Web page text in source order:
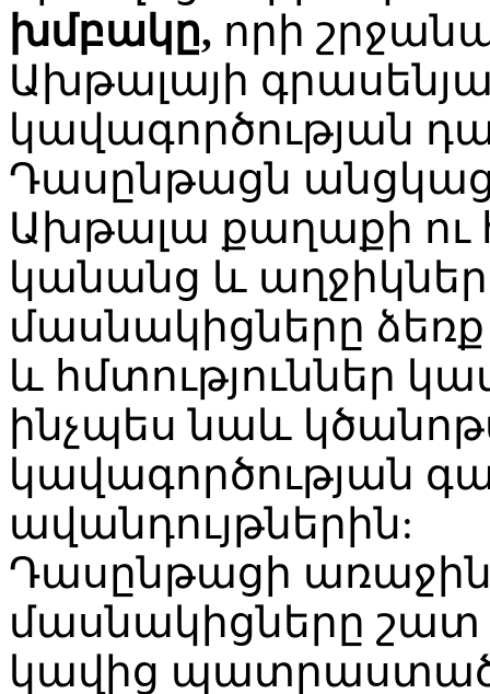
խմբակը, որի
Ախթալայի
կավագործության
Դասընթացն
Ախթալա քաղաքի ու
կանանց և
մասնակիցները ձեռք
և հմտություններ
ինչպես նաև
կավագործության
ավանդույթներին:
Դասընթացի
մասնակիցները շատ
կավից պատրաստած